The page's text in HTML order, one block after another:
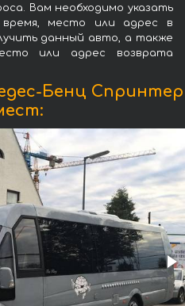
Вам необходимо указать
место или адрес в
данный авто, а также
или адрес возврата
Бенц Спринтер